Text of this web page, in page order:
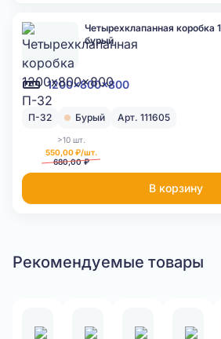
1200x800x800
Четырехклапанная
бурый
П-32 Бурый Арт. 111605
>10 шт.
550,00 ₽/шт.
680,00 ₽
В корзину
Рекомендуемые товары